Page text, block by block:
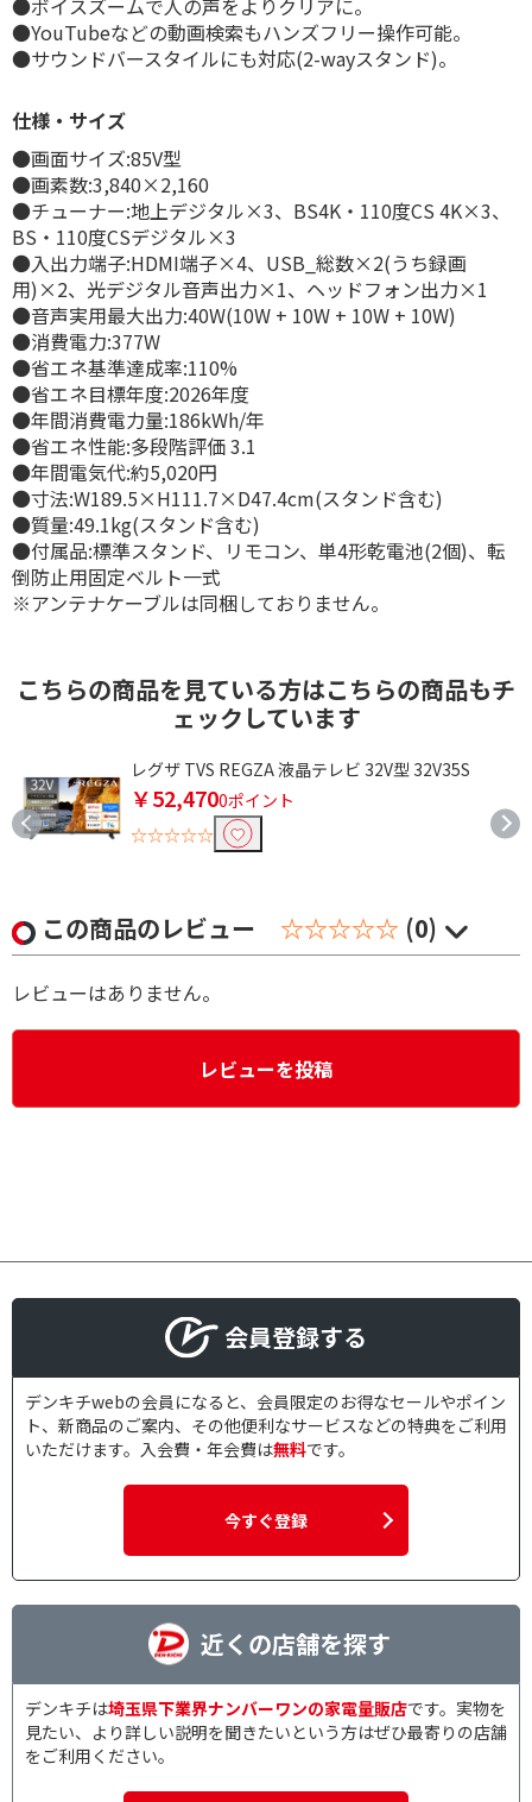
●ボイスズームで人の声をよりクリアに。
●YouTubeなどの動画検索もハンズフリー操作可能。
●サウンドバースタイルにも対応(2-wayスタンド)。
仕様・サイズ
●画面サイズ:85V型
●画素数:3,840×2,160
●チューナー:地上デジタル×3、BS4K・110度CS 4K×3、
BS・110度CSデジタル×3
●入出力端子:HDMI端子×4、USB_総数×2(うち録画
用)×2、光デジタル音声出力×1、ヘッドフォン出力×1
●音声実用最大出力:40W(10W + 10W + 10W + 10W)
●消費電力:377W
●省エネ基準達成率:110%
●省エネ目標年度:2026年度
●年間消費電力量:186kWh/年
●省エネ性能:多段階評価 3.1
●年間電気代:約5,020円
●寸法:W189.5×H111.7×D47.4cm(スタンド含む)
●質量:49.1kg(スタンド含む)
●付属品:標準スタンド、リモコン、単4形乾電池(2個)、転
倒防止用固定ベルト一式
※アンテナケーブルは同梱しておりません。
こちらの商品を見ている方はこちらの商品もチ
ェックしています
レグザ TVS REGZA 液晶テレビ 32V型 32V35S
￥52,4700ポイント
☆☆☆☆☆
この商品のレビュー ☆☆☆☆☆ (0)
レビューはありません。
レビューを投稿
会員登録する
デンキチwebの会員になると、会員限定のお得なセールやポイン
ト、新商品のご案内、その他便利なサービスなどの特典をご利用
いただけます。入会費・年会費は無料です。
今すぐ登録
近くの店舗を探す
デンキチは埼玉県下業界ナンバーワンの家電量販店です。実物を
見たい、より詳しい説明を聞きたいという方はぜひ最寄りの店舗
をご利用ください。